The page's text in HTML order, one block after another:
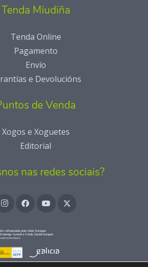
Tenda Miudiña
Tenda Online
Pagamento
Envío
e Devolucións
de Venda
Xogos e Xoguetes
Editorial
nas redes sociais?